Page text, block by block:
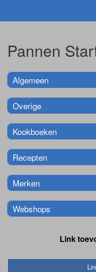
Pannen
Algemeen
Overige
Kookboeken
Recepten
Merken
Webshops
Link